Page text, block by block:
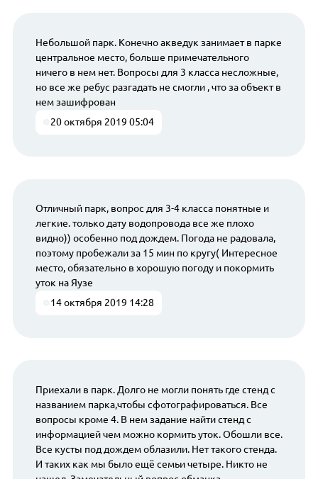
Небольшой парк. Конечно акведук занимает в парке
центральное место, больше примечательного
ничего в нем нет. Вопросы для 3 класса несложные,
но все же ребус разгадать не смогли , что за объект в
нем зашифрован
20 октября 2019 05:04
Отличный парк, вопрос для 3-4 класса понятные и
легкие. только дату водопровода все же плохо
видно)) особенно под дождем. Погода не радовала,
поэтому пробежали за 15 мин по кругу( Интересное
место, обязательно в хорошую погоду и покормить
уток на Яузе
14 октября 2019 14:28
Приехали в парк. Долго не могли понять где стенд с
названием парка,чтобы сфотографироваться. Все
вопросы кроме 4. В нем задание найти стенд с
информацией чем можно кормить уток. Обошли все.
Все кусты под дождем облазили. Нет такого стенда.
И таких как мы было ещё семьи четыре. Никто не